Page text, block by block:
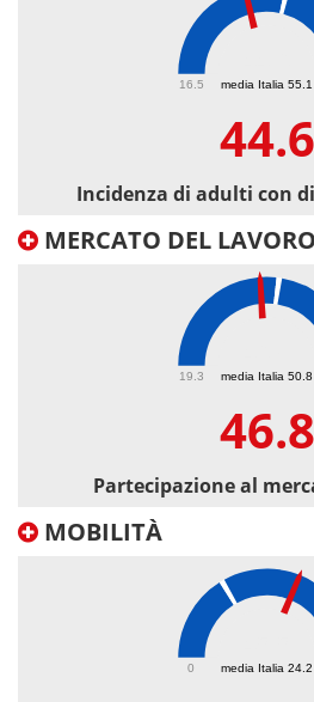
media Italia 55.1
16.5
44.6
Incidenza di adulti con
MERCATO DEL LAVORO
media Italia 50.8
19.3
46.8
Partecipazione al
MOBILITÀ
media Italia 24.2
0